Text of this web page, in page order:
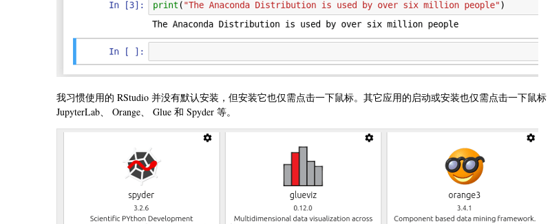
我习惯使用的 RStudio 并没有默认安装，但安装它也仅需点击一下鼠标。其它应用的启动或安装也仅需点击一下鼠标
JupyterLab、 Orange、 Glue 和 Spyder 等。